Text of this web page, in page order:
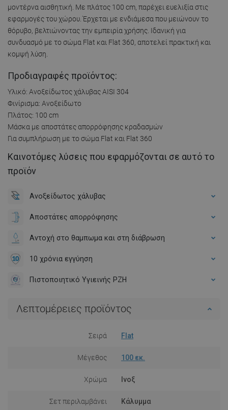
μοντέρνα αισθητική. Με πλάτος 100 cm, παρέχει ευελιξία στις
εφαρμογές του χώρου. Έρχεται με ενδιάμεσα που μειώνουν το
θόρυβο, βελτιώνοντας την εμπειρία χρήσης. Ιδανική για
συνδυασμό με το σώμα Flat και Flat 360, αποτελεί πρακτική και
κομψή λύση.
Προδιαγραφές προϊόντος:
Υλικό: Ανοξείδωτος χάλυβας AISI 304
Φινίρισμα: Ανοξείδωτο
Πλάτος: 100 cm
Μάσκα με αποστάτες απορρόφησης κραδασμών
Για συμπλήρωση με το σώμα Flat και Flat 360
Καινοτόμες λύσεις που εφαρμόζονται σε αυτό το
προϊόν
Ανοξείδωτος χάλυβας
Αποστάτες απορρόφησης
Αντοχή στο θαμπωμα και στη διάβρωση
10 χρόνια εγγύηση
Πιστοποιητικό Υγιεινής PZH
Λεπτομέρειες προϊόντος
Σειρά Flat
Μέγεθος 100 εκ.
Χρώμα Ινοξ
Σετ περιλαμβάνει Κάλυμμα